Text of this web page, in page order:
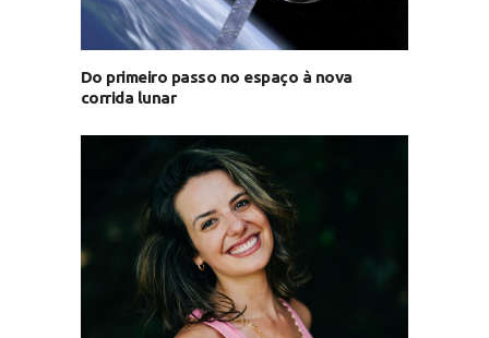
Do primeiro passo no espaço à nova
corrida lunar